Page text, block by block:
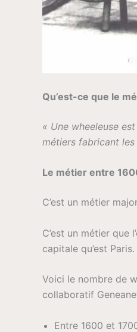
Qu’est-ce que le
« Une wheeleuse
métiers fabricant les
Le métier entre
C’est un métier
C’est un métier que
capitale qu’est Paris.
Voici le nombre de
collaboratif
Entre 1600 et